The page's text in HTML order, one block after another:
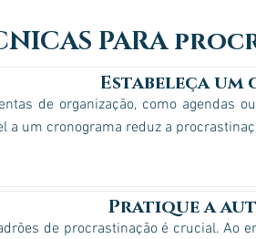
PARA
Estabeleça
de organização, como agendas
a um cronograma reduz a
Pratique a
de procrastinação é crucial. Ao